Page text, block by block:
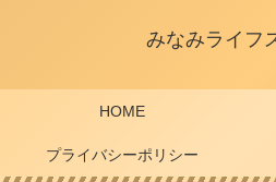
みなみライフ
HOME
プライバシーポリシー